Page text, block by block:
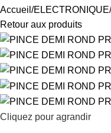
Accueil ELECTRONIQUE
Retour aux produits
Cliquez pour agrandir